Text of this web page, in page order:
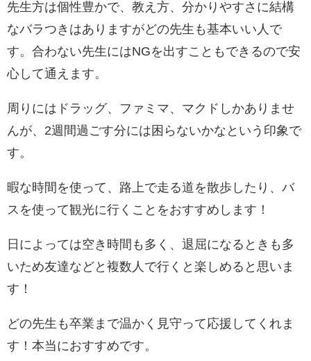
先生方は個性豊かで、教え方、分かりやすさに結構
なバラつきはありますがどの先生も基本いい人で
す。合わない先生にはNGを出すこともできるので安
心して通えます。
周りにはドラッグ、ファミマ、マクドしかありませ
んが、2週間過ごす分には困らないかなという印象で
す。
暇な時間を使って、路上で走る道を散歩したり、バ
スを使って観光に行くことをおすすめします！
日によっては空き時間も多く、退屈になるときも多
いため友達などと複数人で行くと楽しめると思いま
す！
どの先生も卒業まで温かく見守って応援してくれま
す！本当におすすめです。